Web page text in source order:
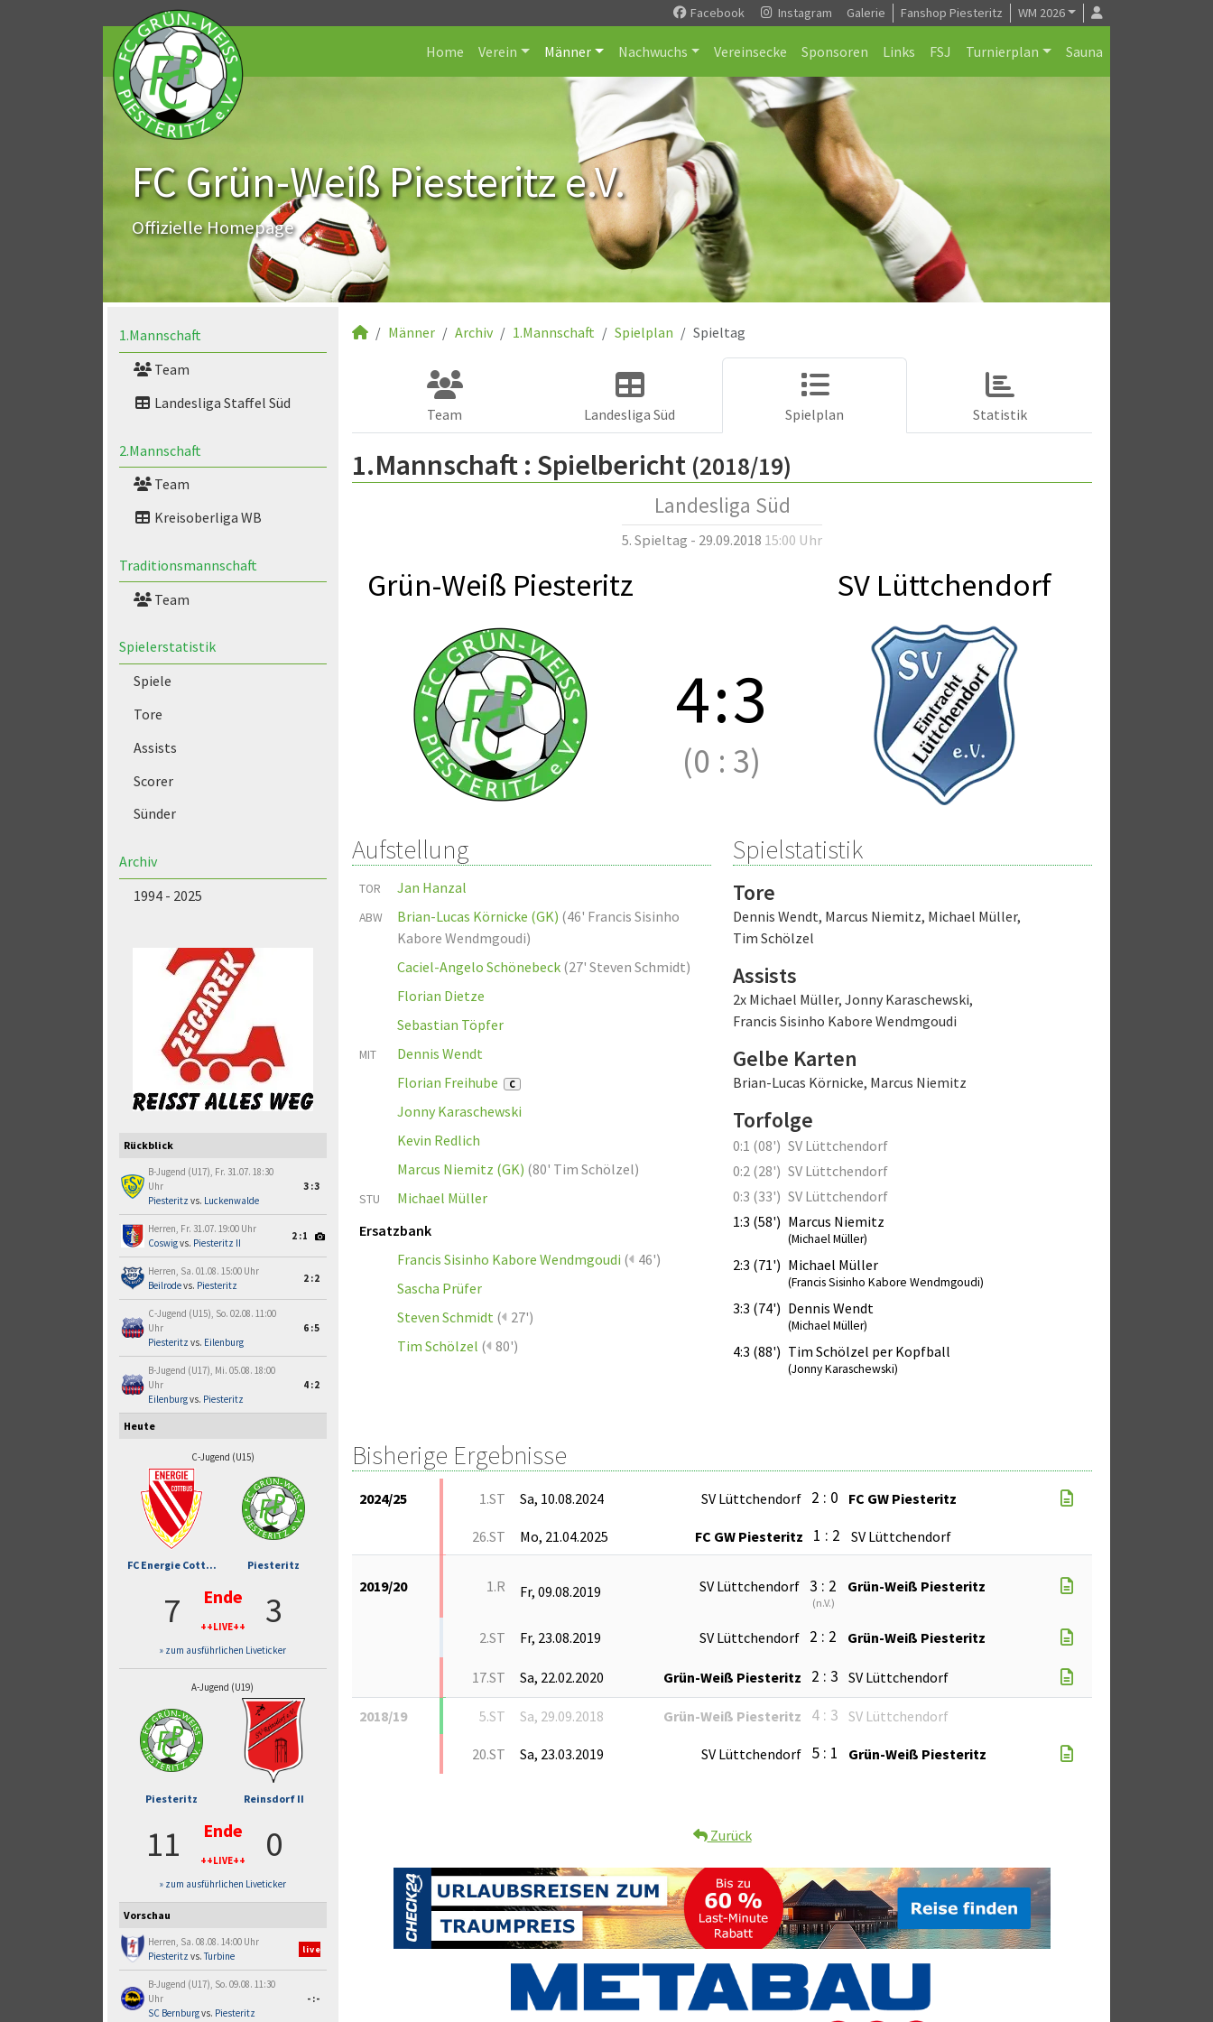
Facebook Instagram Galerie Fanshop Piesteritz WM 2026
Home Verein Männer Nachwuchs Vereinsecke Sponsoren Links FSJ Turnierplan Sauna
FC Grün-Weiß Piesteritz e.V.
Offizielle Homepage
1.Mannschaft
Team
Landesliga Staffel Süd
2.Mannschaft
Team
Kreisoberliga WB
Traditionsmannschaft
Team
Spielerstatistik
Spiele
Tore
Assists
Scorer
Sünder
Archiv
1994 - 2025
Rückblick
B-Jugend (U17), Fr. 31.07. 18:30
Uhr
Piesteritz vs. Luckenwalde
3:3
Herren, Fr. 31.07. 19:00 Uhr
Coswigvs. Piesteritz II
2:1
Herren, Sa. 01.08. 15:00 Uhr
Beilrodevs. Piesteritz
2:2
C-Jugend (U15), So. 02.08. 11:00
Uhr
Piesteritz vs. Eilenburg
6:5
B-Jugend (U17), Mi. 05.08. 18:00
Uhr
Eilenburgvs. Piesteritz
4:2
Heute
C-Jugend (U15)
FC Energie Cott... Piesteritz
7 Ende
++LIVE++ 3
» zum ausführlichen Liveticker
A-Jugend (U19)
Piesteritz Reinsdorf II
11 Ende
++LIVE++ 0
» zum ausführlichen Liveticker
Vorschau
Herren, Sa. 08.08. 14:00 Uhr
Piesteritz vs.Turbine
live
B-Jugend (U17), So. 09.08. 11:30
Uhr
SC Bernburgvs. Piesteritz
-:-
Männer Archiv 1.Mannschaft Spielplan Spieltag
Team Landesliga Süd Spielplan Statistik
1.Mannschaft : Spielbericht (2018/19)
Landesliga Süd
5. Spieltag - 29.09.2018 15:00 Uhr
Grün-Weiß Piesteritz SV Lüttchendorf
4:3
(0 : 3)
Aufstellung
TOR Jan Hanzal
ABW Brian-Lucas Körnicke (GK) (46' Francis Sisinho
Kabore Wendmgoudi)
Caciel-Angelo Schönebeck (27' Steven Schmidt)
Florian Dietze
Sebastian Töpfer
MIT
Dennis Wendt
Florian Freihube
C
Jonny Karaschewski
Kevin Redlich
Marcus Niemitz (GK) (80' Tim Schölzel)
STU
Michael Müller
Ersatzbank
Francis Sisinho Kabore Wendmgoudi ( 46')
Sascha Prüfer
Steven Schmidt ( 27')
Tim Schölzel ( 80')
Spielstatistik
Tore
Dennis Wendt, Marcus Niemitz, Michael Müller,
Tim Schölzel
Assists
2x Michael Müller, Jonny Karaschewski,
Francis Sisinho Kabore Wendmgoudi
Gelbe Karten
Brian-Lucas Körnicke, Marcus Niemitz
Torfolge
0:1 (08') SV Lüttchendorf
0:2 (28') SV Lüttchendorf
0:3 (33') SV Lüttchendorf
1:3 (58') Marcus Niemitz
(Michael Müller)
2:3 (71') Michael Müller
(Francis Sisinho Kabore Wendmgoudi)
3:3 (74') Dennis Wendt
(Michael Müller)
4:3 (88') Tim Schölzel per Kopfball
(Jonny Karaschewski)
Bisherige Ergebnisse
2024/25 1.ST Sa, 10.08.2024 SV Lüttchendorf 2 : 0 FC GW Piesteritz
26.ST Mo, 21.04.2025 FC GW Piesteritz 1 : 2 SV Lüttchendorf
2019/20 1.R Fr, 09.08.2019 SV Lüttchendorf 3 : 2
(n.V.)
Grün-Weiß Piesteritz
2.ST Fr, 23.08.2019 SV Lüttchendorf 2 : 2 Grün-Weiß Piesteritz
17.ST Sa, 22.02.2020 Grün-Weiß Piesteritz 2 : 3 SV Lüttchendorf
2018/19 5.ST Sa, 29.09.2018 Grün-Weiß Piesteritz 4 : 3 SV Lüttchendorf
20.ST Sa, 23.03.2019 SV Lüttchendorf 5 : 1 Grün-Weiß Piesteritz
Zurück